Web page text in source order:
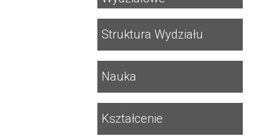
Struktura Wydziału
Nauka
Kształcenie